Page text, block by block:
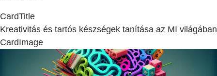
CardTitle
Kreativitás és tartós készségek tanítása az MI világában
CardImage